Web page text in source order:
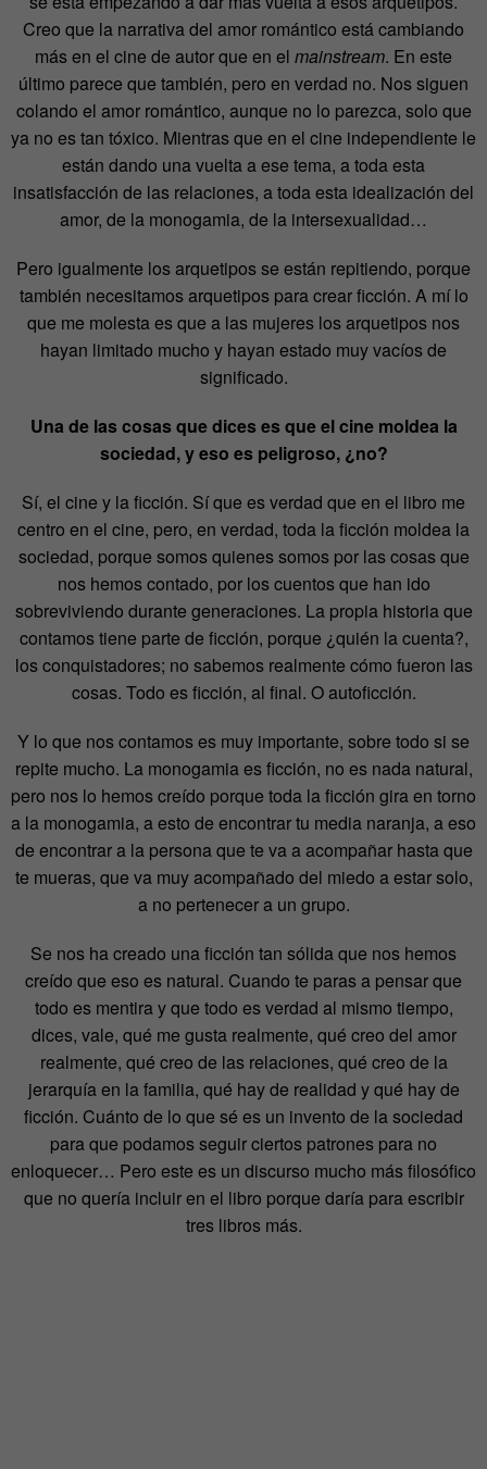
Creo que la narrativa del amor romántico está cambiando
más en el cine de autor que en el mainstream. En este
último parece que también, pero en verdad no. Nos siguen
colando el amor romántico, aunque no lo parezca, solo que
ya no es tan tóxico. Mientras que en el cine independiente le
están dando una vuelta a ese tema, a toda esta
insatisfacción de las relaciones, a toda esta idealización del
amor, de la monogamia, de la intersexualidad…
Pero igualmente los arquetipos se están repitiendo, porque
también necesitamos arquetipos para crear ficción. A mí lo
que me molesta es que a las mujeres los arquetipos nos
hayan limitado mucho y hayan estado muy vacíos de
significado.
Una de las cosas que dices es que el cine moldea la
sociedad, y eso es peligroso, ¿no?
Sí, el cine y la ficción. Sí que es verdad que en el libro me
centro en el cine, pero, en verdad, toda la ficción moldea la
sociedad, porque somos quienes somos por las cosas que
nos hemos contado, por los cuentos que han ido
sobreviviendo durante generaciones. La propia historia que
contamos tiene parte de ficción, porque ¿quién la cuenta?,
los conquistadores; no sabemos realmente cómo fueron las
cosas. Todo es ficción, al final. O autoficción.
Y lo que nos contamos es muy importante, sobre todo si se
repite mucho. La monogamia es ficción, no es nada natural,
pero nos lo hemos creído porque toda la ficción gira en torno
a la monogamia, a esto de encontrar tu media naranja, a eso
de encontrar a la persona que te va a acompañar hasta que
te mueras, que va muy acompañado del miedo a estar solo,
a no pertenecer a un grupo.
Se nos ha creado una ficción tan sólida que nos hemos
creído que eso es natural. Cuando te paras a pensar que
todo es mentira y que todo es verdad al mismo tiempo,
dices, vale, qué me gusta realmente, qué creo del amor
realmente, qué creo de las relaciones, qué creo de la
jerarquía en la familia, qué hay de realidad y qué hay de
ficción. Cuánto de lo que sé es un invento de la sociedad
para que podamos seguir ciertos patrones para no
enloquecer… Pero este es un discurso mucho más filosófico
que no quería incluir en el libro porque daría para escribir
tres libros más.